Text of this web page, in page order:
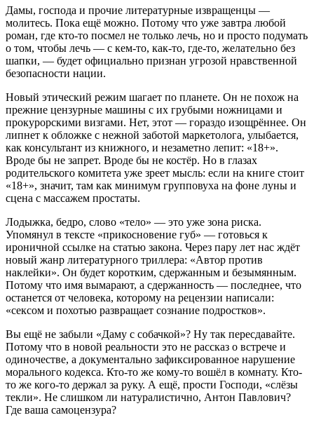
Дамы, господа и прочие литературные извращенцы —
молитесь. Пока ещё можно. Потому что уже завтра любой
роман, где кто-то посмел не только лечь, но и просто подумать
о том, чтобы лечь — с кем-то, как-то, где-то, желательно без
шапки, — будет официально признан угрозой нравственной
безопасности нации.
Новый этический режим шагает по планете. Он не похож на
прежние цензурные машины с их грубыми ножницами и
прокурорскими визгами. Нет, этот — гораздо изощрённее. Он
липнет к обложке с нежной заботой маркетолога, улыбается,
как консультант из книжного, и незаметно лепит: «18+».
Вроде бы не запрет. Вроде бы не костёр. Но в глазах
родительского комитета уже зреет мысль: если на книге стоит
«18+», значит, там как минимум групповуха на фоне луны и
сцена с массажем простаты.
Лодыжка, бедро, слово «тело» — это уже зона риска.
Упомянул в тексте «прикосновение губ» — готовься к
ироничной ссылке на статью закона. Через пару лет нас ждёт
новый жанр литературного триллера: «Автор против
наклейки». Он будет коротким, сдержанным и безымянным.
Потому что имя вымарают, а сдержанность — последнее, что
останется от человека, которому на рецензии написали:
«сексом и похотью развращает сознание подростков».
Вы ещё не забыли «Даму с собачкой»? Ну так пересдавайте.
Потому что в новой реальности это не рассказ о встрече и
одиночестве, а документально зафиксированное нарушение
морального кодекса. Кто-то же кому-то вошёл в комнату. Кто-
то же кого-то держал за руку. А ещё, прости Господи, «слёзы
текли». Не слишком ли натуралистично, Антон Павлович?
Где ваша самоцензура?